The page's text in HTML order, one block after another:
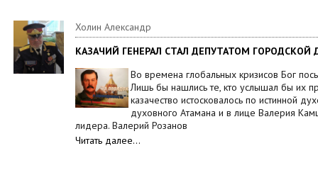
Холин Александр
КАЗАЧИЙ ГЕНЕРАЛ СТАЛ ДЕПУТАТОМ ГОРОДСКОЙ
Во времена глобальных кризисов Бог
Лишь бы нашлись те, кто услышал бы их
казачество истосковалось по истинной
духовного Атамана и в лице Валерия
лидера. Валерий Розанов
Читать далее…